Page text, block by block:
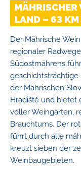
LAND – 63 KM
Der Mährische
regionaler
Südostmährens
geschichtsträchtige
der Mährischen
Hradiště und bietet
voller Weingärten,
Brauchtums. Der
führt durch alle
kreuzt sieben der
Weinbaugebieten.